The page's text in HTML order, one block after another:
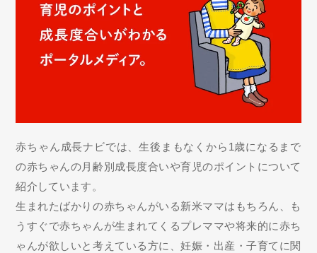
赤ちゃん成長ナビでは、生後まもなくから1歳になるまで
の赤ちゃんの月齢別成長度合いや育児のポイントについて
紹介しています。
生まれたばかりの赤ちゃんがいる新米ママはもちろん、も
うすぐで赤ちゃんが生まれてくるプレママや将来的に赤ち
ゃんが欲しいと考えている方に、妊娠・出産・子育てに関